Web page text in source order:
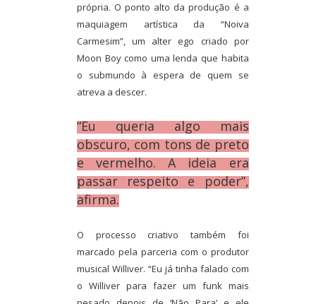
própria. O ponto alto da produção é a
maquiagem artística da “Noiva
Carmesim”, um alter ego criado por
Moon Boy como uma lenda que habita
o submundo à espera de quem se
atreva a descer.
“Eu queria algo mais
obscuro, com tons de preto
e vermelho. A ideia era
passar respeito e poder”,
afirma.
O processo criativo também foi
marcado pela parceria com o produtor
musical Williver. “Eu já tinha falado com
o Williver para fazer um funk mais